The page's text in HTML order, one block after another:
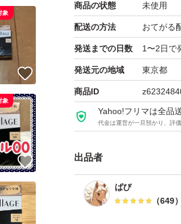
商品の状態 未使用
配送の方法 おてがる
発送までの日数 1〜2日で
発送元の地域 東京都
商品ID
Yahoo!フリマは全品
代金は運営が一旦預かり、評
出品者
ばび
（649）
象
いいね！
象